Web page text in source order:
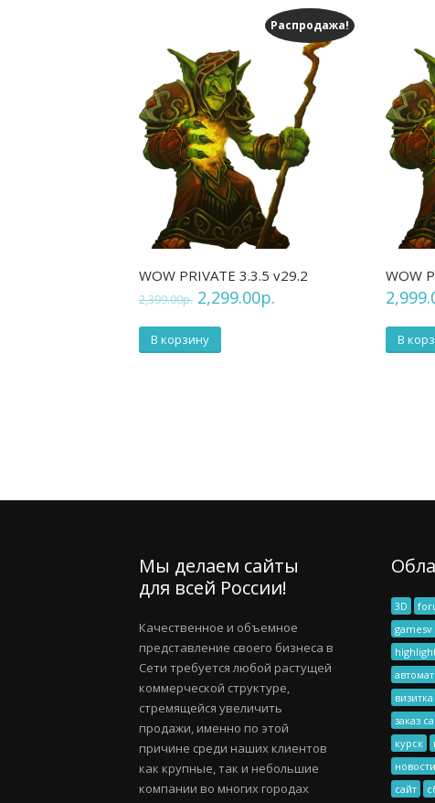
Распродажа!
WOW PRIVATE 3.3.5 v29.2
2,399.00р. 2,299.00р.
В корзину
WOW
В
Мы делаем сайты
для всей России!
Качественное и объемное
представление своего бизнеса в
Сети требуется любой растущей
коммерческой структуре,
стремящейся увеличить
продажи, именно по этой
причине среди наших клиентов
как крупные, так и небольшие
компании во многих городах
3D
визитка
заказ
курск
новости
сайт